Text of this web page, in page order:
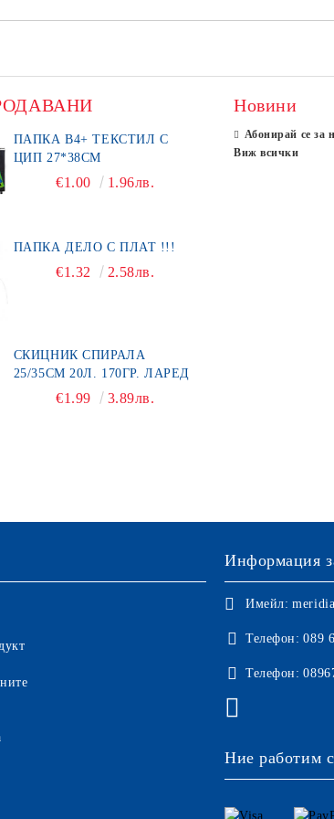
ПАПКА В4+ ТЕКСТИЛ С
ЦИП 27*38СМ
€1.00 1.96лв.
ПАПКА ДЕЛО С ПЛАТ !!!
€1.32 2.58лв.
СКИЦНИК СПИРАЛА
25/35СМ 20Л. 170ГР. ЛАРЕД
€1.99 3.89лв.
Новини
Абонирай се за
Виж всички
Информация
Имейл:
Телефон: 089
Телефон:
Ние работим с